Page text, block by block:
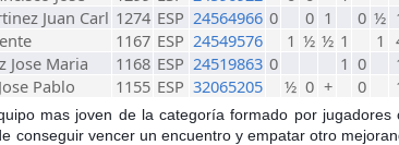
Juan Carl 1274 ESP 24564966 0 0 1 0 ½
1167 ESP 24549576 1 ½ ½ 1 1
Jose Maria 1168 ESP 24519863 0 1 0
Pablo 1155 ESP 32065205 ½ 0 + 0
mas joven de la categoría formado por
conseguir vencer un encuentro y empatar otro